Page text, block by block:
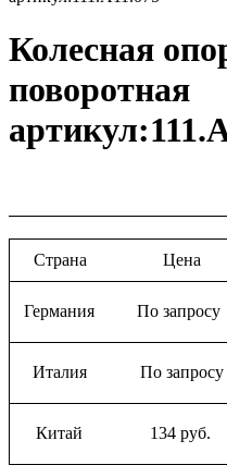
Колесная
поворотная
Страна Цена
Германия По запросу
Италия По запросу
Китай 134 руб.